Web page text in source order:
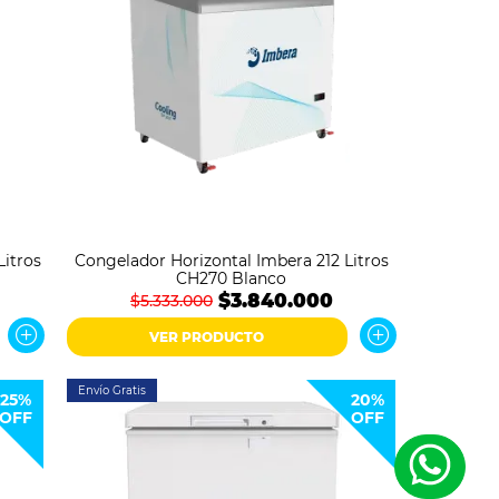
Congelador Horizontal Imbera 212 Litros
CH270 Blanco
$5.333.000 $3.840.000
VER PRODUCTO
25%
Envío Gratis
20%
OFF